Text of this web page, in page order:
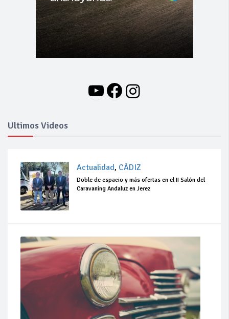
YouTube
Facebook
Instagram
Ultimos Videos
Actualidad, CÁDIZ
Doble de espacio y más ofertas en el II Salón del
Caravaning Andaluz en Jerez